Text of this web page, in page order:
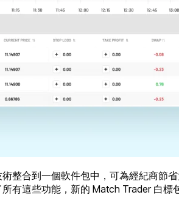
整合到一個軟件包中，可為經紀商節
有這些功能，新的 Match Trader 白標